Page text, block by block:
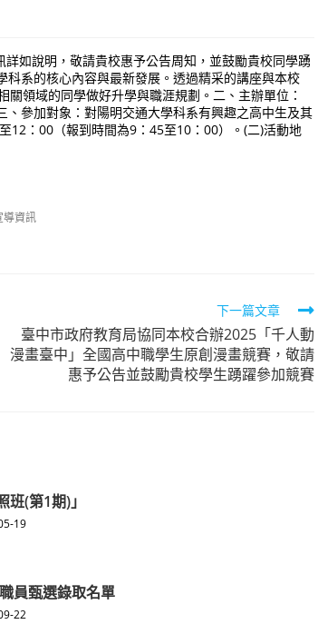
如說明，敬請貴校惠予公告周知，並鼓勵貴校同學踴
系的核心內容與最新發展。透過精采的講座與本校
領域的同學做好升學與職涯規劃。二、主辦單位：
參加對象：對陽明交通大學科系有興趣之高中生及其
12：00（報到時間為9：45至10：00）。(二)活動地
導資訊
下一篇文章
臺中市政府教育局協同本校合辦2025「千人動
漫畫臺中」全國高中職學生原創漫畫競賽，敬請
惠予公告並鼓勵貴校學生踴躍參加競賽
班(第1期)」
19
員甄選錄取名單
22